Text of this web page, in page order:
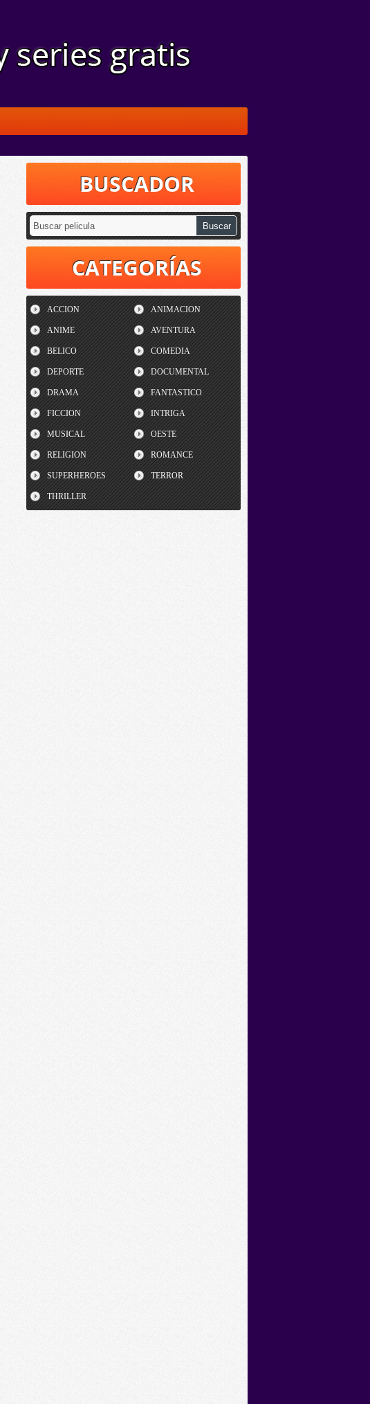
BUSCADOR
CATEGORÍAS
ACCION ANIMACION
ANIME AVENTURA
BELICO COMEDIA
DEPORTE DOCUMENTAL
DRAMA FANTASTICO
FICCION INTRIGA
MUSICAL OESTE
RELIGION ROMANCE
SUPERHEROES TERROR
THRILLER